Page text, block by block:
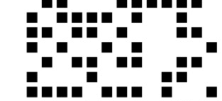
了一段时间，启
动报警。